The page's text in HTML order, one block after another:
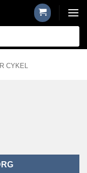
CYKEL